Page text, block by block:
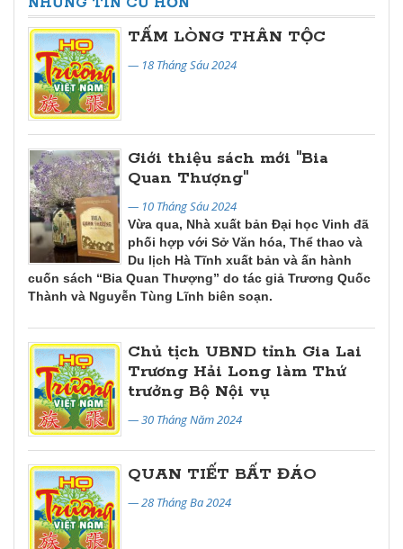
TẤM LÒNG THÂN TỘC
— 18 Tháng Sáu 2024
Giới thiệu sách mới "Bia
Quan Thượng"
— 10 Tháng Sáu 2024
Vừa qua, Nhà xuất bản Đại học Vinh đã
phối hợp với Sở Văn hóa, Thể thao và
Du lịch Hà Tĩnh xuất bản và ấn hành
cuốn sách “Bia Quan Thượng” do tác giả Trương Quốc
Thành và Nguyễn Tùng Lĩnh biên soạn.
Chủ tịch UBND tỉnh Gia Lai
Trương Hải Long làm Thứ
trưởng Bộ Nội vụ
— 30 Tháng Năm 2024
QUAN TIẾT BẤT ĐÁO
— 28 Tháng Ba 2024